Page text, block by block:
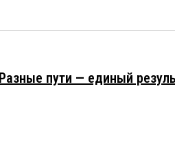
пути — единый